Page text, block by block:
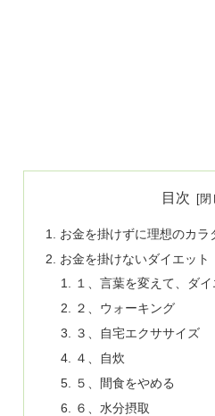
目次
お金を掛けずに理想のカラ
お金を掛けないダイエッ
１、言葉を変えて、ダ
２、ウォーキング
３、自宅エクササイズ
４、自炊
５、間食をやめる
６、水分摂取